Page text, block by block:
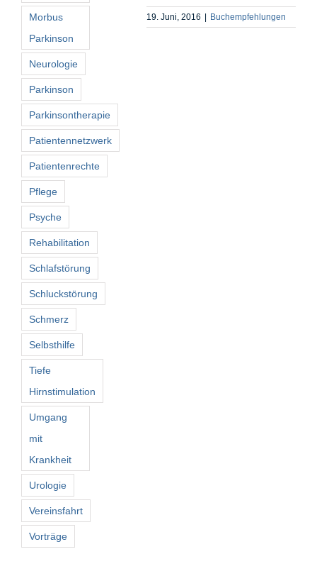
19. Juni, 2016 | Buchempfehlungen
Morbus
Parkinson
Neurologie
Parkinson
Parkinsontherapie
Patientennetzwerk
Patientenrechte
Pflege
Psyche
Rehabilitation
Schlafstörung
Schluckstörung
Schmerz
Selbsthilfe
Tiefe
Hirnstimulation
Umgang
mit
Krankheit
Urologie
Vereinsfahrt
Vorträge